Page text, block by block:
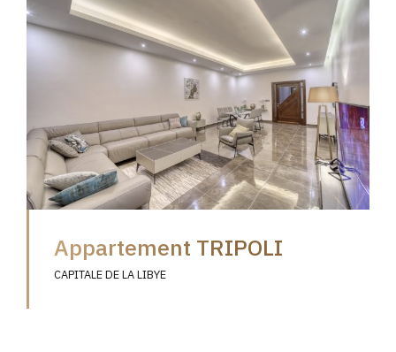
Appartement TRIPOLI
CAPITALE DE LA LIBYE